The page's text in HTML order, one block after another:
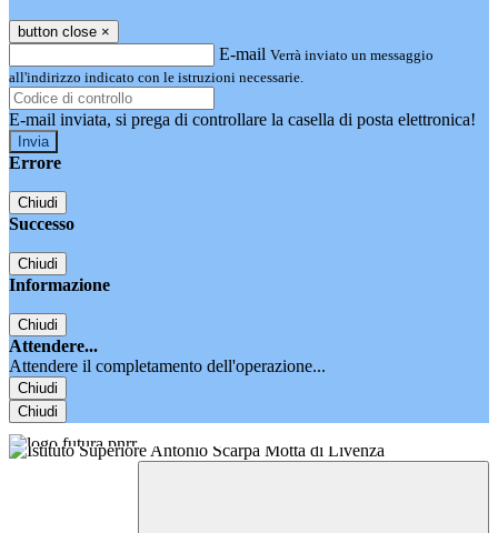
button close ×
E-mail Verrà inviato un messaggio
all'indirizzo indicato con le istruzioni necessarie.
E-mail inviata, si prega di controllare la casella di posta elettronica!
Errore
Chiudi
Successo
Chiudi
Informazione
Chiudi
Attendere...
Attendere il completamento dell'operazione...
Chiudi
Chiudi